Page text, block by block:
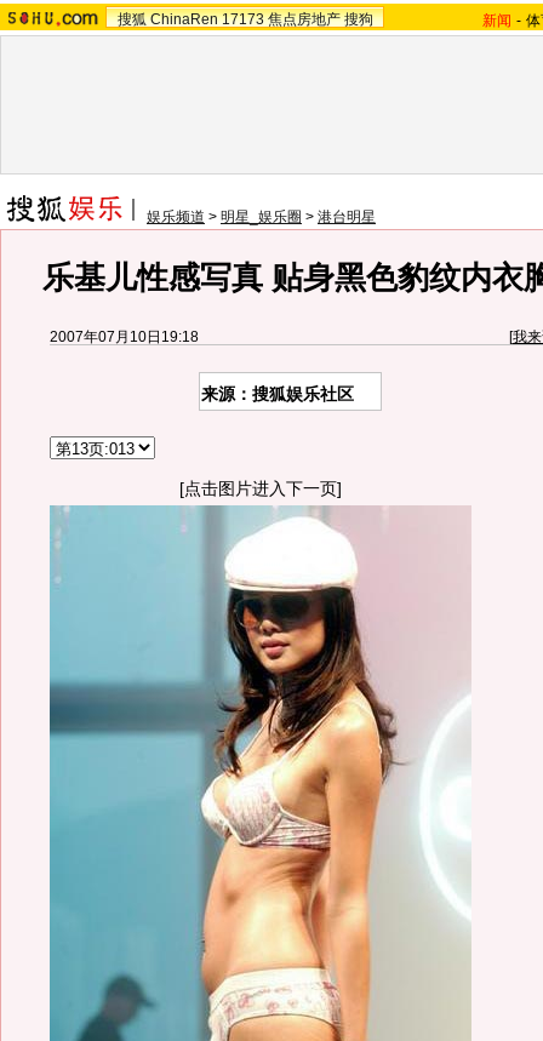
搜狐 ChinaRen 17173 焦点房地产 搜狗 新闻 -
娱乐频道 > 明星_娱乐圈 > 港台明星
乐基儿性感写真 贴身黑色豹纹内衣
2007年07月10日19:18 [我
来源：搜狐娱乐社区
[点击图片进入下一页]